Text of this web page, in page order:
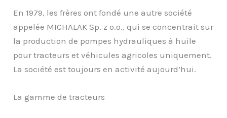
En 1979, les frères ont fondé une autre société
appelée MICHALAK Sp. z o.o., qui se concentrait sur
la production de pompes hydrauliques à huile
pour tracteurs et véhicules agricoles uniquement.
La société est toujours en activité aujourd’hui.
La gamme de tracteurs